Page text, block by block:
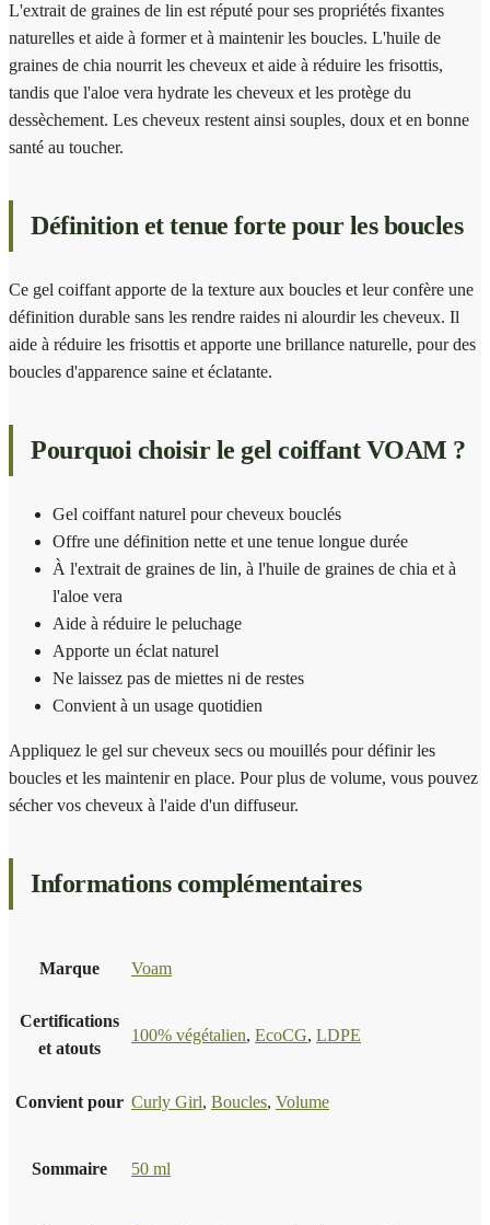
L'extrait de graines de lin est réputé pour ses propriétés fixantes
naturelles et aide à former et à maintenir les boucles. L'huile de
graines de chia nourrit les cheveux et aide à réduire les frisottis,
tandis que l'aloe vera hydrate les cheveux et les protège du
dessèchement. Les cheveux restent ainsi souples, doux et en bonne
santé au toucher.
Définition et tenue forte pour les boucles
Ce gel coiffant apporte de la texture aux boucles et leur confère une
définition durable sans les rendre raides ni alourdir les cheveux. Il
aide à réduire les frisottis et apporte une brillance naturelle, pour des
boucles d'apparence saine et éclatante.
Pourquoi choisir le gel coiffant VOAM ?
Gel coiffant naturel pour cheveux bouclés
Offre une définition nette et une tenue longue durée
À l'extrait de graines de lin, à l'huile de graines de chia et à
l'aloe vera
Aide à réduire le peluchage
Apporte un éclat naturel
Ne laissez pas de miettes ni de restes
Convient à un usage quotidien
Appliquez le gel sur cheveux secs ou mouillés pour définir les
boucles et les maintenir en place. Pour plus de volume, vous pouvez
sécher vos cheveux à l'aide d'un diffuseur.
Informations complémentaires
Marque Voam
Certifications
et atouts
100% végétalien, EcoCG, LDPE
Convient pour Curly Girl, Boucles, Volume
Sommaire 50 ml